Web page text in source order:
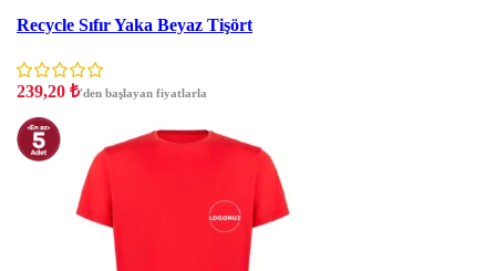
Recycle Sıfır Yaka Beyaz Tişört
239,20 ₺'den başlayan fiyatlarla